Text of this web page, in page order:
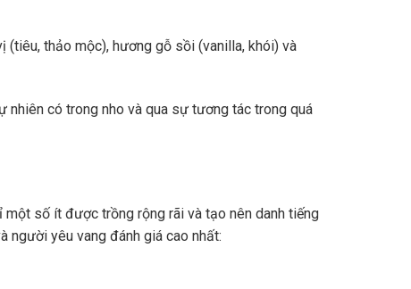
thảo mộc), hương gỗ sồi (vanilla, khói) và
có trong nho và qua sự tương tác trong quá
số ít được trồng rộng rãi và tạo nên danh tiếng
người yêu vang đánh giá cao nhất: